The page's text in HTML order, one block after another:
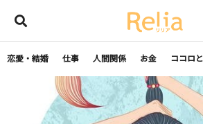
恋愛・結婚 仕事 人間関係 お金 ココロ